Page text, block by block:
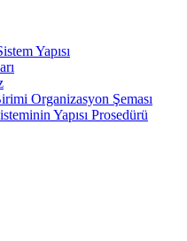
Yapısı
Organizasyon Şeması
Yapısı Prosedürü